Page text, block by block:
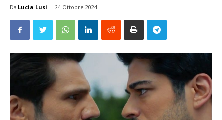
Da Lucia Lusi - 24 Ottobre 2024